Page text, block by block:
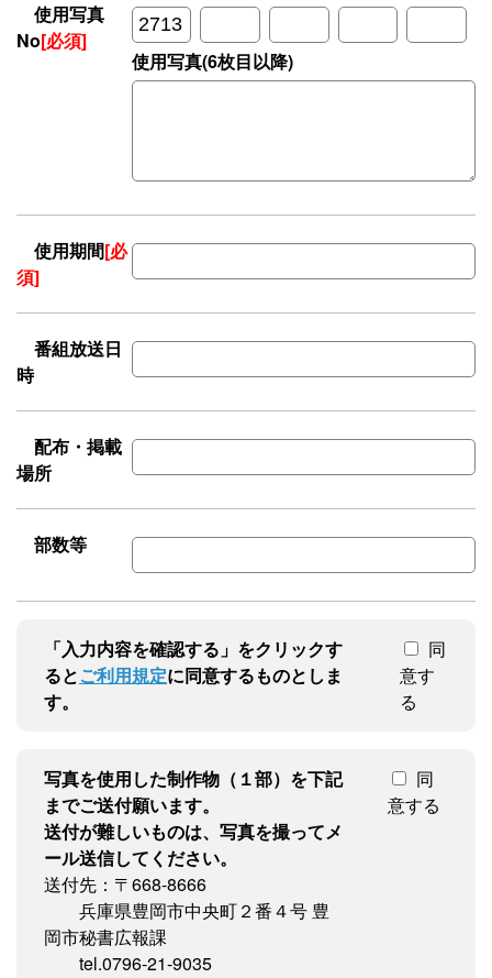
使用写真
No[必須]
使用写真(6枚目以降)
使用期間[必
須]
番組放送日
時
配布・掲載
場所
部数等
「入力内容を確認する」をクリックす
るとご利用規定に同意するものとしま
す。
同
意す
る
写真を使用した制作物（１部）を下記
までご送付願います。
送付が難しいものは、写真を撮ってメ
ール送信してください。
送付先：〒668-8666
兵庫県豊岡市中央町２番４号 豊
岡市秘書広報課
tel.0796-21-9035
同
意する